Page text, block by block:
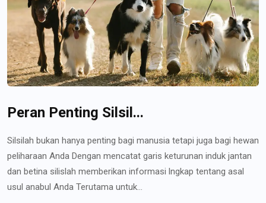
Peran Penting Silsil...
Silsilah bukan hanya penting bagi manusia tetapi juga bagi hewan
peliharaan Anda Dengan mencatat garis keturunan induk jantan
dan betina silislah memberikan informasi lngkap tentang asal
usul anabul Anda Terutama untuk...